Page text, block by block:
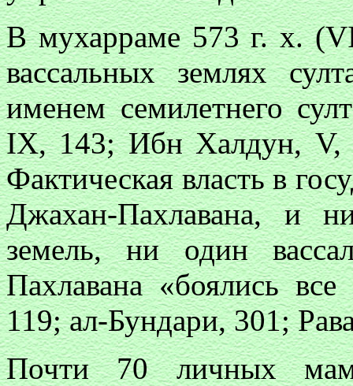
В мухарраме 573 г. х.
вассальных землях
именем семилетнего
IX, 143; Ибн Халдун, V,
Фактическая власть в
Джахан-Пахлавана, и
земель, ни один
Пахлавана «боялись
119; ал-Бундари, 301;
Почти 70 личных